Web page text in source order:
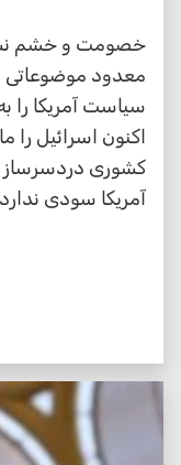
خصومت و خشم نسبت
معدود موضوعاتی
سیاست آمریکا را
اکنون اسرائیل را
کشوری دردسرساز
آمریکا سودی ندارد